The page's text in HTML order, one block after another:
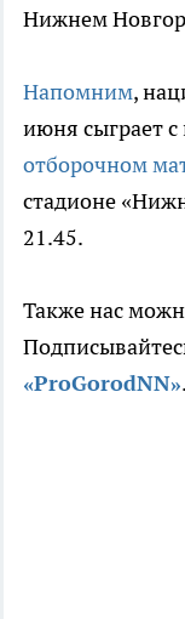
Напомним,
июня сыграет
отборочном
стадионе
21.45.
Также нас
«ProGorodNN».